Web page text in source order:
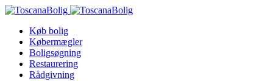
Køb bolig
Købermægler
Boligsøgning
Restaurering
Rådgivning